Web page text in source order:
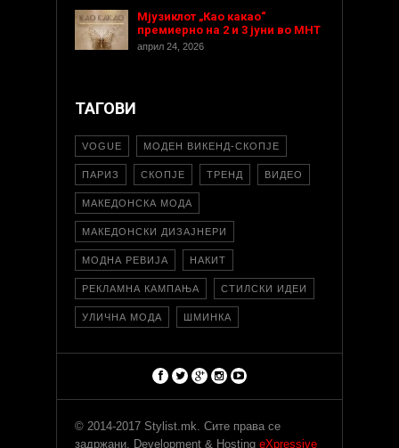
Мјузиклот „Као какао“
премиерно на 2 и 3 јуни во МНТ
април 24, 2026
ТАГОВИ
VOGUE МОДЕН ВИКЕНД-СКОПЈЕ
ПАРИЗ СКОПЈЕ ТРЕНД ВИДЕО
МАКЕДОНСКА МОДА
МАКЕДОНСКИ ДИЗАЈНЕРИ
МОДНА РЕВИЈА НАКИТ
РЕКЛАМНА КАМПАЊА СТИЛСКИ ИДЕИ
УЛИЧНА МОДА ШМИНКА
© 2014-2017 Stylist.mk. Сите права се
задржани. Development & Hosting eXpressive